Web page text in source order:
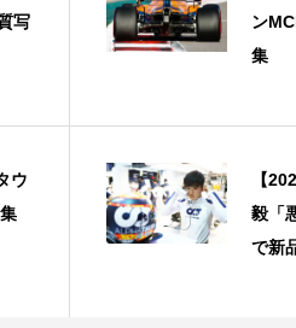
写
ン
集
ウ
【
毅「
で新